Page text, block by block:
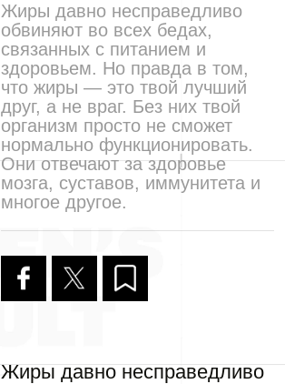
Жиры давно несправедливо
обвиняют во всех бедах,
связанных с питанием и
здоровьем. Но правда в том,
что жиры — это твой лучший
друг, а не враг. Без них твой
организм просто не сможет
нормально функционировать.
Они отвечают за здоровье
мозга, суставов, иммунитета и
многое другое.
Жиры давно несправедливо